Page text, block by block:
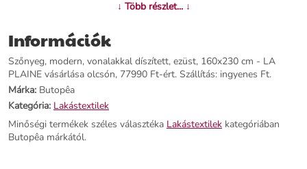
↓ Több részlet... ↓
Információk
Szőnyeg, modern, vonalakkal díszített, ezüst, 160x230 cm - LA
PLAINE vásárlása olcsón, 77990 Ft-ért. Szállítás: ingyenes Ft.
Márka: Butopêa
Kategória: Lakástextilek
Minőségi termékek széles választéka Lakástextilek kategóriában
Butopêa márkától.